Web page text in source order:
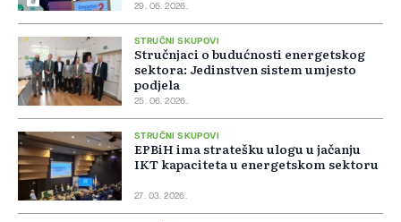
29. 06. 2026.
STRUČNI SKUPOVI
Stručnjaci o budućnosti energetskog
sektora: Jedinstven sistem umjesto
podjela
25. 06. 2026.
STRUČNI SKUPOVI
EPBiH ima stratešku ulogu u jačanju
IKT kapaciteta u energetskom sektoru
27. 03. 2026.